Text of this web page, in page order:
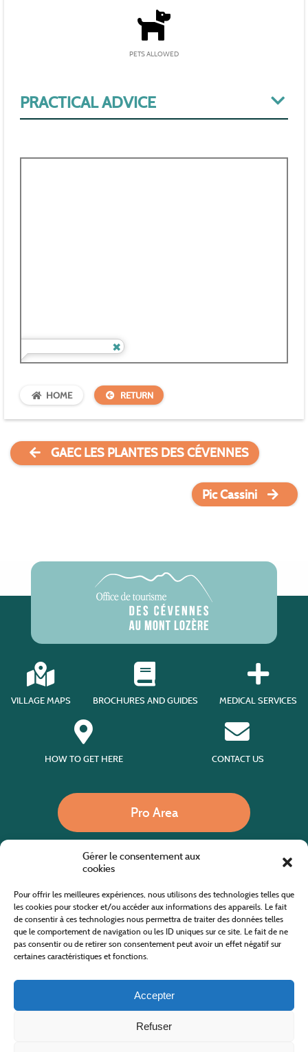
Gérer le consentement aux
cookies
Pour offrir les meilleures expériences, nous utilisons des technologies telles que
les cookies pour stocker et/ou accéder aux informations des appareils. Le fait
de consentir à ces technologies nous permettra de traiter des données telles
que le comportement de navigation ou les ID uniques sur ce site. Le fait de ne
pas consentir ou de retirer son consentement peut avoir un effet négatif sur
certaines caractéristiques et fonctions.
Accepter
Refuser
PRACTICAL ADVICE
PETS ALLOWED
HOME RETURN
GAEC LES PLANTES DES CÉVENNES
Pic Cassini
VILLAGE MAPS BROCHURES AND GUIDES MEDICAL SERVICES
HOW TO GET HERE CONTACT US
Pro Area
Website co-financed by the European Agricultural Fund for Rural Development
Europe invests in rural areas
Cévennes Tourism Office in Mount Lozère